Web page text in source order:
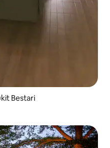
Bestari